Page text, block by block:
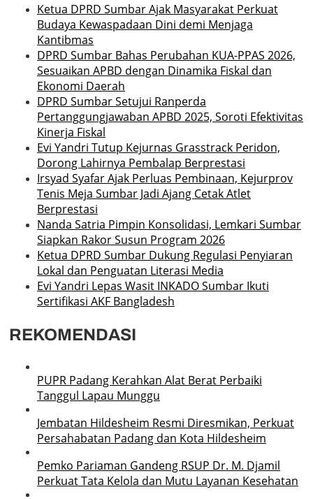
Ketua DPRD Sumbar Ajak Masyarakat Perkuat
Budaya Kewaspadaan Dini demi Menjaga
Kantibmas
DPRD Sumbar Bahas Perubahan KUA-PPAS 2026,
Sesuaikan APBD dengan Dinamika Fiskal dan
Ekonomi Daerah
DPRD Sumbar Setujui Ranperda
Pertanggungjawaban APBD 2025, Soroti Efektivitas
Kinerja Fiskal
Evi Yandri Tutup Kejurnas Grasstrack Peridon,
Dorong Lahirnya Pembalap Berprestasi
Irsyad Syafar Ajak Perluas Pembinaan, Kejurprov
Tenis Meja Sumbar Jadi Ajang Cetak Atlet
Berprestasi
Nanda Satria Pimpin Konsolidasi, Lemkari Sumbar
Siapkan Rakor Susun Program 2026
Ketua DPRD Sumbar Dukung Regulasi Penyiaran
Lokal dan Penguatan Literasi Media
Evi Yandri Lepas Wasit INKADO Sumbar Ikuti
Sertifikasi AKF Bangladesh
REKOMENDASI
PUPR Padang Kerahkan Alat Berat Perbaiki
Tanggul Lapau Munggu
Jembatan Hildesheim Resmi Diresmikan, Perkuat
Persahabatan Padang dan Kota Hildesheim
Pemko Pariaman Gandeng RSUP Dr. M. Djamil
Perkuat Tata Kelola dan Mutu Layanan Kesehatan